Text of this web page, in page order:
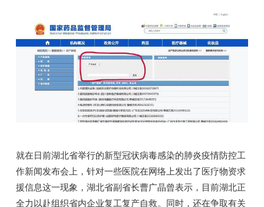
就在日前湖北省举行的新型冠状病毒感染的肺炎疫情防控工
作新闻发布会上，针对一些医院在网络上发出了医疗物资求
援信息这一现象，湖北省副省长曹广晶曾表示，目前湖北正
全力以赴组织省内企业复工复产自救。同时，还在争取有关